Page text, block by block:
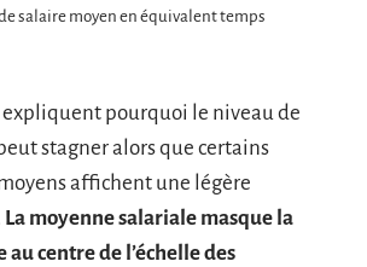
salaire moyen en équivalent temps
expliquent pourquoi le niveau de
stagner alors que certains
affichent une légère
La moyenne salariale masque la
au centre de l’échelle des